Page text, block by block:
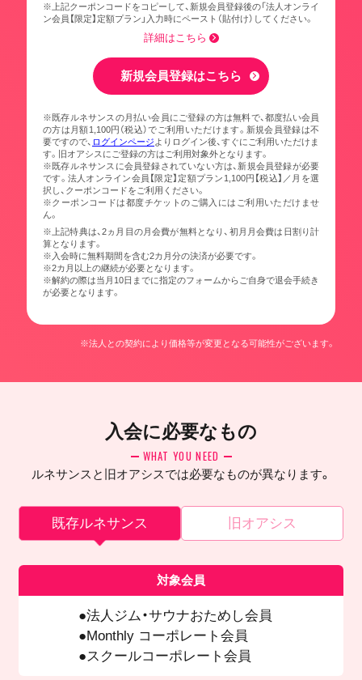
※上記クーポンコードをコピーして、新規会員登録後の「法人オンライ
ン会員【限定】定額プラン」入力時にペースト（貼付け）してください。
詳細はこちら
新規会員登録はこちら
※既存ルネサンスの月払い会員にご登録の方は無料で、都度払い会員
の方は月額1,100円（税込）でご利用いただけます。新規会員登録は不
要ですので、 ログインページ よりログイン後、すぐにご利用いただけま
す。旧オアシスにご登録の方はご利用対象外となります。
※既存ルネサンスに会員登録されていない方は、新規会員登録が必要
です。法人オンライン会員【限定】定額プラン1,100円【税込】／月を選
択し、クーポンコードをご利用ください。
※クーポンコードは都度チケットのご購入にはご利用いただけませ
ん。
※上記特典は、2ヵ月目の月会費が無料となり、初月月会費は日割り計
算となります。
※入会時に無料期間を含む2カ月分の決済が必要です。
※2カ月以上の継続が必要となります。
※解約の際は当月10日までに指定のフォームからご自身で退会手続き
が必要となります。
※法人との契約により価格等が変更となる可能性がございます。
入会に必要なもの
WHAT YOU NEED
ルネサンスと旧オアシスでは必要なものが異なります。
既存ルネサンス 旧オアシス
対象会員
法人ジム・サウナおためし会員
Monthly コーポレート会員
スクールコーポレート会員